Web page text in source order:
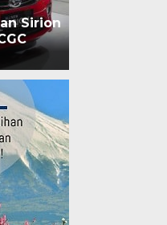
Sirion